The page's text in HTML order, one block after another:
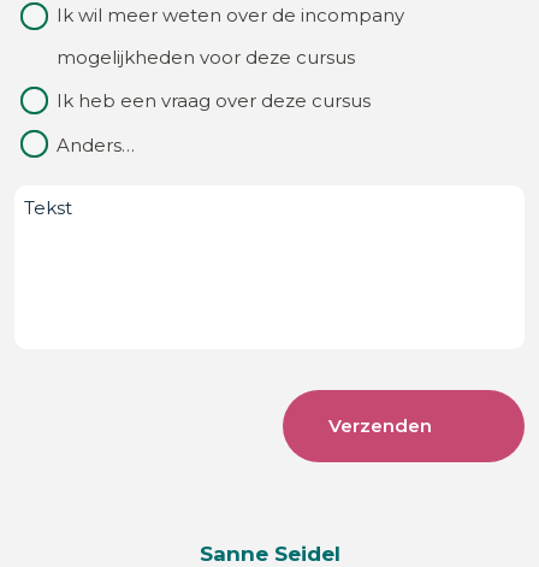
van?
(Vereist)
Waarom
contact
Ik wil meer weten over de incompany
mogelijkheden voor deze cursus
Ik heb een vraag over deze cursus
Anders…
Bericht
Sanne Seidel